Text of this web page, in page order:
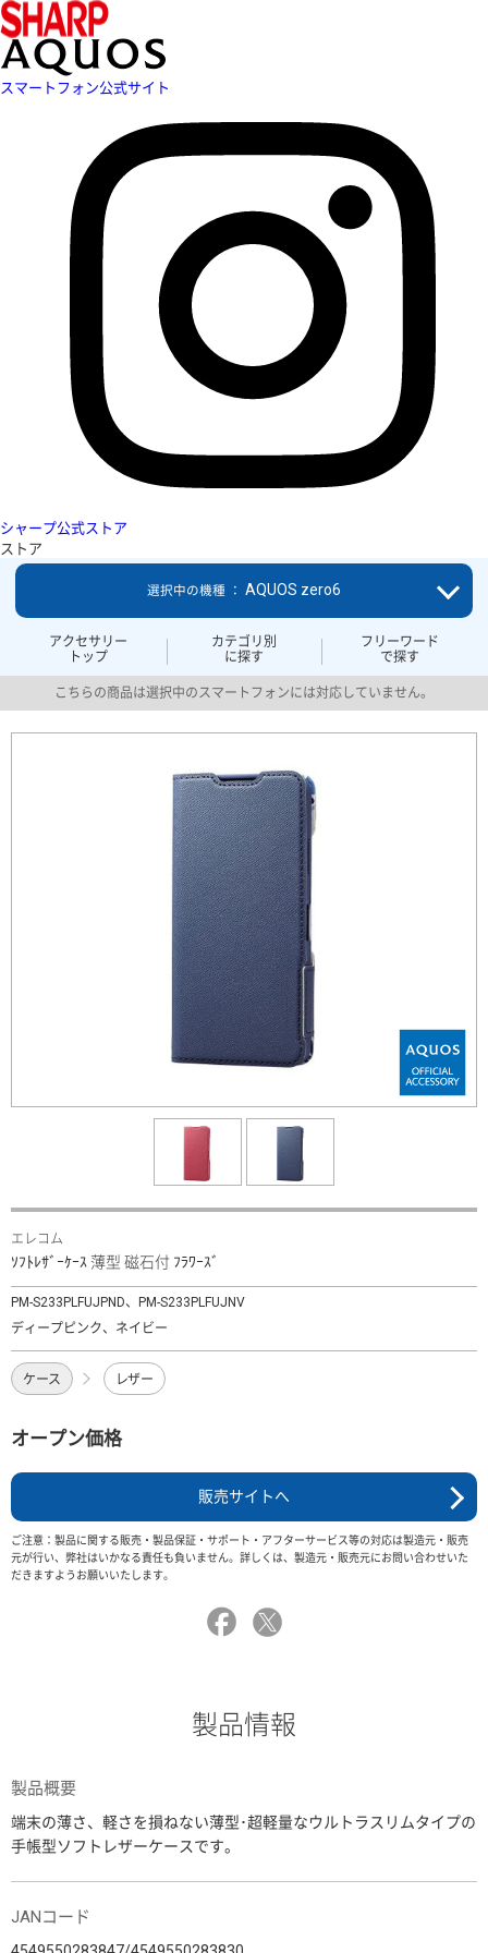
スマートフォン公式サイト
シャープ公式ストア
ストア
アクセサリー
トップ
カテゴリ別
に探す
フリーワード
で探す
選択中の機種 ： AQUOS zero6
こちらの商品は選択中のスマートフォンには対応していません。
エレコム
ｿﾌﾄﾚｻﾞｰｹｰｽ 薄型 磁石付 ﾌﾗﾜｰｽﾞ
PM-S233PLFUJPND、PM-S233PLFUJNV
ディープピンク、ネイビー
ケース レザー
オープン価格
販売サイトへ
ご注意：製品に関する販売・製品保証・サポート・アフターサービス等の対応は製造元・販売
元が行い、弊社はいかなる責任も負いません。詳しくは、製造元・販売元にお問い合わせいた
だきますようお願いいたします。
製品情報
製品概要
端末の薄さ、軽さを損ねない薄型･超軽量なウルトラスリムタイプの
手帳型ソフトレザーケースです。
JANコード